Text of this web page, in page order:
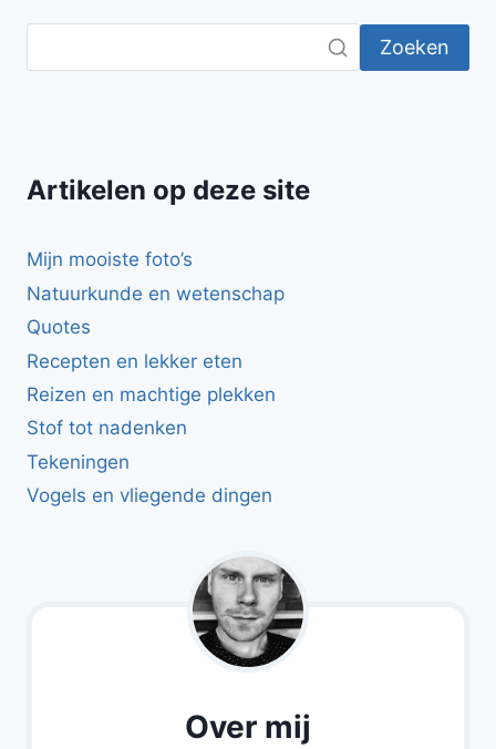
Zoeken
Artikelen op deze site
Mijn mooiste foto’s
Natuurkunde en wetenschap
Quotes
Recepten en lekker eten
Reizen en machtige plekken
Stof tot nadenken
Tekeningen
Vogels en vliegende dingen
Over mij